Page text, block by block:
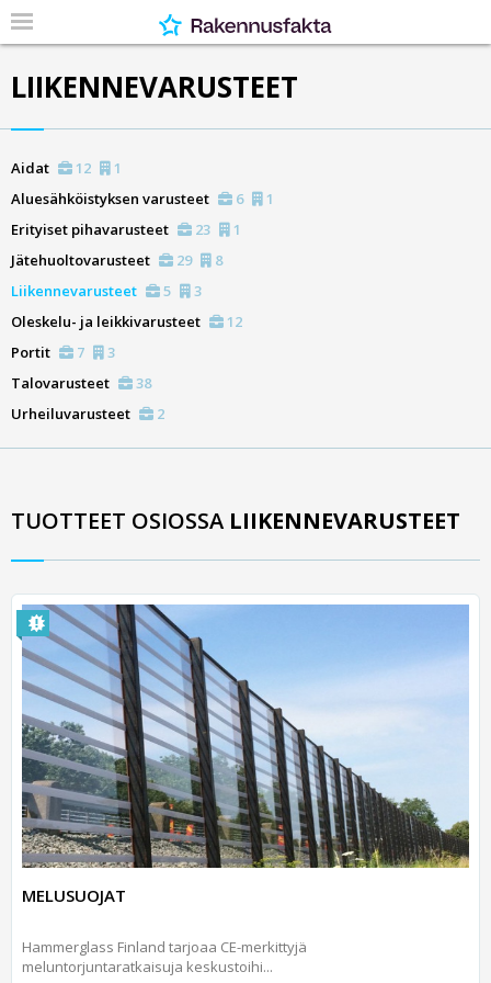
LIIKENNEVARUSTEET
Aidat 12
1
Aluesähköistyksen varusteet
6
1
Erityiset pihavarusteet
23
1
Jätehuoltovarusteet
29
8
Liikennevarusteet
5
3
Oleskelu- ja leikkivarusteet
12
Portit
7
3
Talovarusteet
38
Urheiluvarusteet
2
TUOTTEET OSIOSSA LIIKENNEVARUSTEET
MELUSUOJAT
Hammerglass Finland tarjoaa CE-merkittyjä
meluntorjuntaratkaisuja keskustoihi...